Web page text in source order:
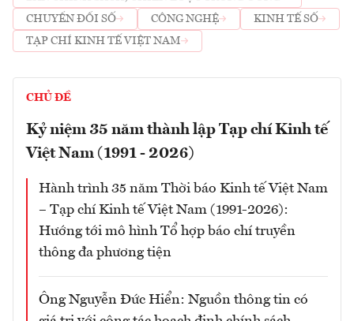
CHUYỂN ĐỔI SỐ
CÔNG NGHỆ
KINH TẾ SỐ
TẠP CHÍ KINH TẾ VIỆT NAM
CHỦ ĐỀ
Kỷ niệm 35 năm thành lập Tạp chí Kinh tế
Việt Nam (1991 - 2026)
Hành trình 35 năm Thời báo Kinh tế Việt Nam
– Tạp chí Kinh tế Việt Nam (1991-2026):
Hướng tới mô hình Tổ hợp báo chí truyền
thông đa phương tiện
Ông Nguyễn Đức Hiển: Nguồn thông tin có